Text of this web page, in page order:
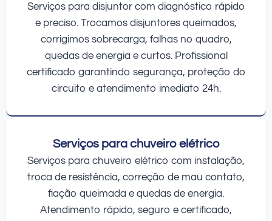
Serviços para disjuntor com diagnóstico rápido
e preciso. Trocamos disjuntores queimados,
corrigimos sobrecarga, falhas no quadro,
quedas de energia e curtos. Profissional
certificado garantindo segurança, proteção do
circuito e atendimento imediato 24h.
Serviços para chuveiro elétrico
Serviços para chuveiro elétrico com instalação,
troca de resistência, correção de mau contato,
fiação queimada e quedas de energia.
Atendimento rápido, seguro e certificado,